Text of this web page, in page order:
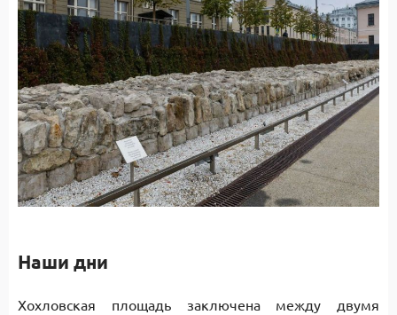
Наши дни
Хохловская площадь заключена между двумя